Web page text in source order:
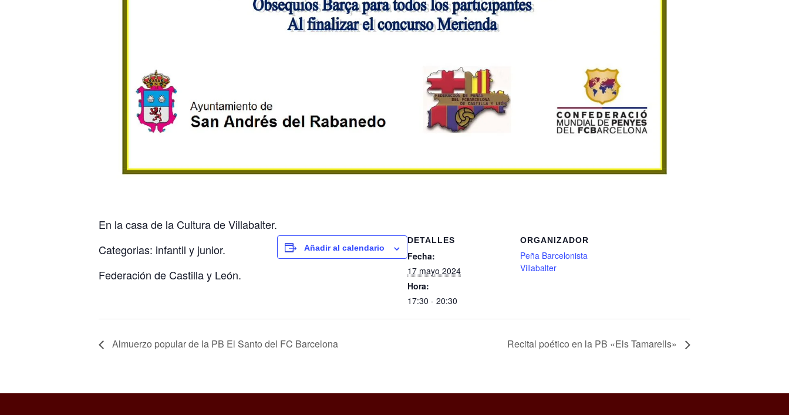
En la casa de la Cultura de Villabalter.
Categorias: infantil y junior.
Federación de Castilla y León.
Añadir al calendario
DETALLES
Fecha:
17 mayo 2024
Hora:
17:30 - 20:30
ORGANIZADOR
Peña Barcelonista
Villabalter
Almuerzo popular de la PB El Santo del FC Barcelona Recital poético en la PB «Els Tamarells»